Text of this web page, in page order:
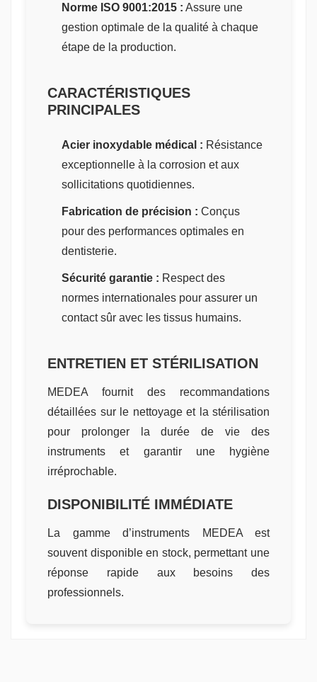
Norme ISO 9001:2015 : Assure une
gestion optimale de la qualité à chaque
étape de la production.
CARACTÉRISTIQUES
PRINCIPALES
Acier inoxydable médical : Résistance
exceptionnelle à la corrosion et aux
sollicitations quotidiennes.
Fabrication de précision : Conçus
pour des performances optimales en
dentisterie.
Sécurité garantie : Respect des
normes internationales pour assurer un
contact sûr avec les tissus humains.
ENTRETIEN ET STÉRILISATION
MEDEA fournit des recommandations
détaillées sur le nettoyage et la stérilisation
pour prolonger la durée de vie des
instruments et garantir une hygiène
irréprochable.
DISPONIBILITÉ IMMÉDIATE
La gamme d’instruments MEDEA est
souvent disponible en stock, permettant une
réponse rapide aux besoins des
professionnels.